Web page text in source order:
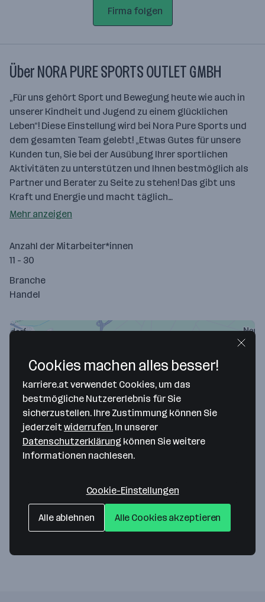
Firma folgen
Über NORA PURE SPORTS OUTLET GMBH
„Für uns gehört Sport und Bewegung heute wie auch in
unserer Kindheit und Jugend zu einem glücklichen
Leben“! Diese Einstellung wird bei Nora Pure Sports und
dem gesamten Team gelebt! „Etwas Gutes für unsere
Kunden tun, Sie bei der Ausübung Ihrer sportlichen
Aktivitäten zu unterstützen und Ihnen bestmöglich als
Partner und Berater zu Seite zu stehen! Das gibt uns
Kraft und Energie und macht täglich…
Mehr anzeigen
Anzahl der Mitarbeiter*innen
11 - 30
Branche
Handel
Map data ©2026 Google
Kälberweide 3, Top 304A/1
7111 Parndorf— Route berechnen
Website
Cookies machen alles besser!
karriere.at verwendet Cookies, um das
bestmögliche Nutzererlebnis für Sie
sicherzustellen. Ihre Zustimmung können Sie
jederzeitwiderrufen. In unserer
Datenschutzerklärung können Sie weitere
Informationen nachlesen.
Cookie-Einstellungen
Alle ablehnen Alle Cookies akzeptieren